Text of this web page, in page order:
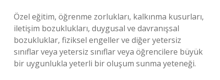
Özel eğitim, öğrenme zorlukları, kalkınma kusurları,
iletişim bozuklukları, duygusal ve davranışsal
bozukluklar, fiziksel engeller ve diğer yetersiz
sınıflar veya yetersiz sınıflar veya öğrencilere büyük
bir uygunlukla yeterli bir oluşum sunma yeteneği.